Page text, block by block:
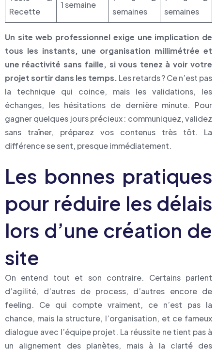
Recette
1 semaine
semaines
semaines
Un site web professionnel exige une implication de
tous les instants, une organisation millimétrée et
une réactivité sans faille, si vous tenez à voir votre
projet sortir dans les temps. Les retards ? Ce n’est pas
la technique qui coince, mais les validations, les
échanges, les hésitations de dernière minute. Pour
gagner quelques jours précieux : communiquez, validez
sans traîner, préparez vos contenus très tôt. La
différence se sent, presque immédiatement.
Les bonnes pratiques
pour réduire les délais
lors d’une création de
site
On entend tout et son contraire. Certains parlent
d’agilité, d’autres de process, d’autres encore de
feeling. Ce qui compte vraiment, ce n’est pas la
chance, mais la structure, l’organisation, et ce fameux
dialogue avec l’équipe projet. La réussite ne tient pas à
un alignement des planètes, mais à la clarté des